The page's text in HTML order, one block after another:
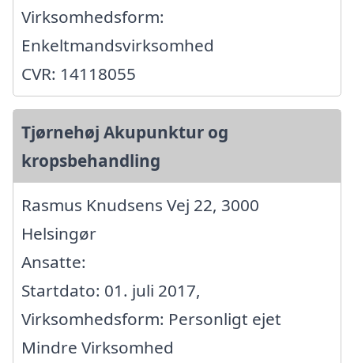
Virksomhedsform:
Enkeltmandsvirksomhed
CVR: 14118055
Tjørnehøj Akupunktur og
kropsbehandling
Rasmus Knudsens Vej 22, 3000
Helsingør
Ansatte:
Startdato: 01. juli 2017,
Virksomhedsform: Personligt ejet
Mindre Virksomhed